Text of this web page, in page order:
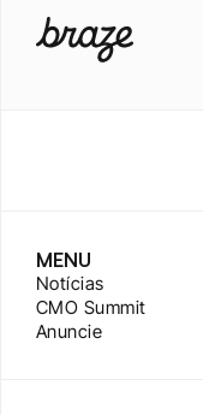
MENU
Notícias
CMO Summit
Anuncie